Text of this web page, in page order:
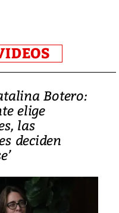
Botero:
elige
las
deciden